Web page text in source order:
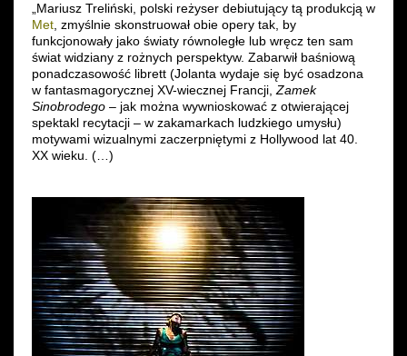
„Mariusz Treliński, polski reżyser debiutujący tą produkcją w
Met , zmyślnie skonstruował obie opery tak, by
funkcjonowały jako światy równoległe lub wręcz ten sam
świat widziany z rożnych perspektyw. Zabarwił baśniową
ponadczasowość librett (Jolanta wydaje się być osadzona
w fantasmagorycznej XV-wiecznej Francji, Zamek
Sinobrodego – jak można wywnioskować z otwierającej
spektakl recytacji – w zakamarkach ludzkiego umysłu)
motywami wizualnymi zaczerpniętymi z Hollywood lat 40.
XX wieku. (…)